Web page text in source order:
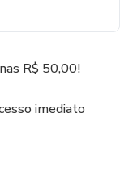
R$ 50,00!
imediato